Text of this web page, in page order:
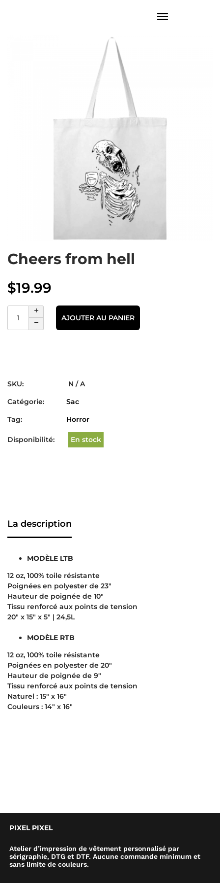
Cheers from hell
$19.99
AJOUTER AU PANIER
SKU:
N / A
Catégorie:
Sac
Tag:
Horror
Disponibilité: En stock
La description
MODÈLE LTB
12 oz, 100% toile résistante
Poignées en polyester de 23″
Hauteur de poignée de 10″
Tissu renforcé aux points de tension
20″ x 15″ x 5″ | 24,5L
MODÈLE RTB
12 oz, 100% toile résistante
Poignées en polyester de 20″
Hauteur de poignée de 9″
Tissu renforcé aux points de tension
Naturel : 15″ x 16″
Couleurs : 14″ x 16″
PIXEL PIXEL
Atelier d’impression de vêtement personnalisé par
sérigraphie, DTG et DTF. Aucune commande minimum et
sans limite de couleurs.